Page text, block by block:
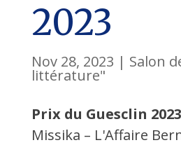
2023
Nov 28, 2023 | Salon
littérature"
Prix du Guesclin
Missika – L'Affaire